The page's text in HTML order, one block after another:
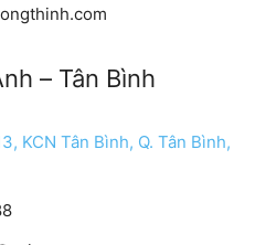
– Tân Bình
KCN Tân Bình, Q. Tân Bình,